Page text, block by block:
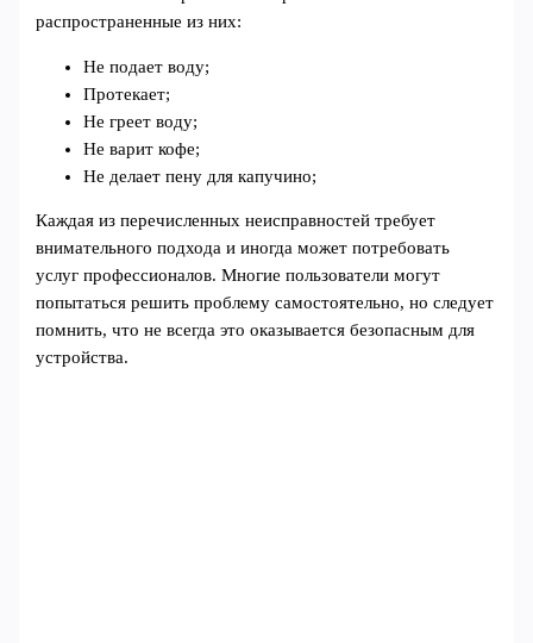
распространенные из них:
Не подает воду;
Протекает;
Не греет воду;
Не варит кофе;
Не делает пену для капучино;
Каждая из перечисленных неисправностей требует
внимательного подхода и иногда может потребовать
услуг профессионалов. Многие пользователи могут
попытаться решить проблему самостоятельно, но следует
помнить, что не всегда это оказывается безопасным для
устройства.